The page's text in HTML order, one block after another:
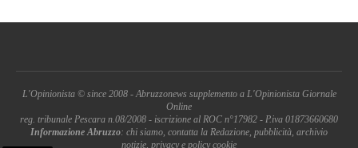
L'Opinionista © since 2008 - Abruzzonews supplemento a L'Opinionista Giornale
Online
reg. tribunale Pescara n.08/2008 - iscrizione al ROC n°17982 - P.iva 01873660680
Informazione Abruzzo: chi siamo, contatta la Redazione, pubblicità, archivio
notizie, privacy e policy cookie